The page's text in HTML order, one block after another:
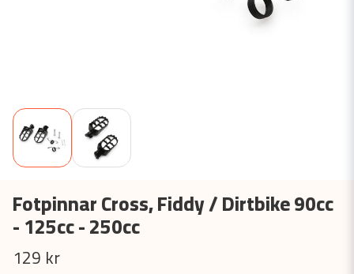
Fotpinnar Cross, Fiddy / Dirtbike 90cc
- 125cc - 250cc
129 kr